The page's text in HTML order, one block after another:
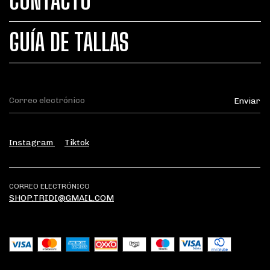
GUÍA DE TALLAS
Instagram Tiktok
CORREO ELECTRÓNICO
SHOP.TRIDI@GMAIL.COM